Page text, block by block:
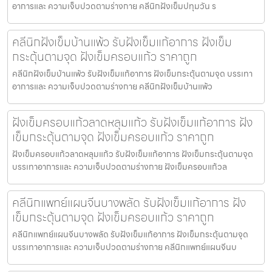
อาการและ ความเจ็บปวดตามร่างกาย คลีนิกฝังเข็มปทุมวัน ร
คลีนิกฝังเข็มบ้านแพ้ว รับฝังเข็มแก้อาการ ฝังเข็ม
กระตุ้นตามจุด ฝังเข็มครอบแก้ว ราคาถูก
คลีนิกฝังเข็มบ้านแพ้ว รับฝังเข็มแก้อาการ ฝังเข็มกระตุ้นตามจุด บรรเทา
อาการและ ความเจ็บปวดตามร่างกาย คลีนิกฝังเข็มบ้านแพ้ว
ฝังเข็มครอบแก้วลาดหลุมแก้ว รับฝังเข็มแก้อาการ ฝัง
เข็มกระตุ้นตามจุด ฝังเข็มครอบแก้ว ราคาถูก
ฝังเข็มครอบแก้วลาดหลุมแก้ว รับฝังเข็มแก้อาการ ฝังเข็มกระตุ้นตามจุด
บรรเทาอาการและ ความเจ็บปวดตามร่างกาย ฝังเข็มครอบแก้วล
คลีนิกแพทย์แผนจีนบางพลัด รับฝังเข็มแก้อาการ ฝัง
เข็มกระตุ้นตามจุด ฝังเข็มครอบแก้ว ราคาถูก
คลีนิกแพทย์แผนจีนบางพลัด รับฝังเข็มแก้อาการ ฝังเข็มกระตุ้นตามจุด
บรรเทาอาการและ ความเจ็บปวดตามร่างกาย คลีนิกแพทย์แผนจีนบ